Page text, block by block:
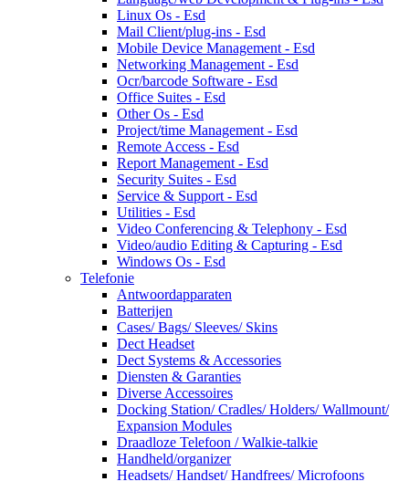
Linux Os - Esd
Mail Client/plug-ins - Esd
Mobile Device Management - Esd
Networking Management - Esd
Ocr/barcode Software - Esd
Office Suites - Esd
Other Os - Esd
Project/time Management - Esd
Remote Access - Esd
Report Management - Esd
Security Suites - Esd
Service & Support - Esd
Utilities - Esd
Video Conferencing & Telephony - Esd
Video/audio Editing & Capturing - Esd
Windows Os - Esd
Telefonie
Antwoordapparaten
Batterijen
Cases/ Bags/ Sleeves/ Skins
Dect Headset
Dect Systems & Accessories
Diensten & Garanties
Diverse Accessoires
Docking Station/ Cradles/ Holders/ Wallmount/
Expansion Modules
Draadloze Telefoon / Walkie-talkie
Handheld/organizer
Headsets/ Handset/ Handfrees/ Microfoons